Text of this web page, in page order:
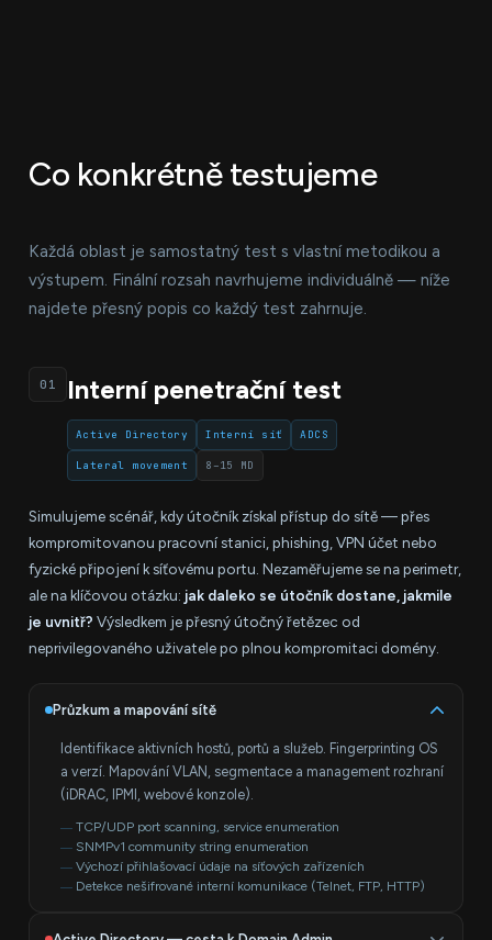
Co konkrétně testujeme
Každá oblast je samostatný test s vlastní metodikou a
výstupem. Finální rozsah navrhujeme individuálně — níže
najdete přesný popis co každý test zahrnuje.
01 Interní penetrační test
Active Directory Interní síť ADCS
Lateral movement 8–15 MD
Simulujeme scénář, kdy útočník získal přístup do sítě — přes
kompromitovanou pracovní stanici, phishing, VPN účet nebo
fyzické připojení k síťovému portu. Nezaměřujeme se na perimetr,
ale na klíčovou otázku: jak daleko se útočník dostane, jakmile
je uvnitř? Výsledkem je přesný útočný řetězec od
neprivilegovaného uživatele po plnou kompromitaci domény.
Průzkum a mapování sítě
Identifikace aktivních hostů, portů a služeb. Fingerprinting OS
a verzí. Mapování VLAN, segmentace a management rozhraní
(iDRAC, IPMI, webové konzole).
TCP/UDP port scanning, service enumeration
SNMPv1 community string enumeration
Výchozí přihlašovací údaje na síťových zařízeních
Detekce nešifrované interní komunikace (Telnet, FTP, HTTP)